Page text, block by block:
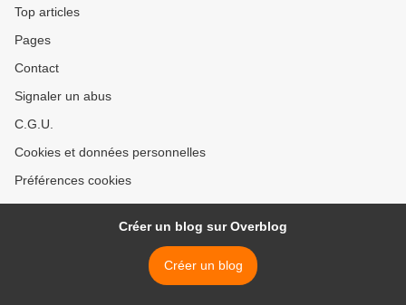
Top articles
Pages
Contact
Signaler un abus
C.G.U.
Cookies et données personnelles
Préférences cookies
Créer un blog sur Overblog
Créer un blog